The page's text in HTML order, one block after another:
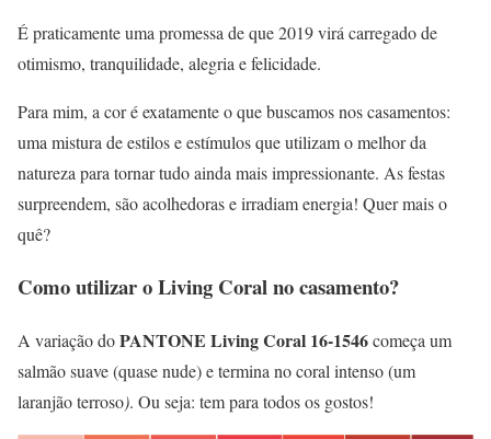
É praticamente uma promessa de que 2019 virá carregado de
otimismo, tranquilidade, alegria e felicidade.
Para mim, a cor é exatamente o que buscamos nos casamentos:
uma mistura de estilos e estímulos que utilizam o melhor da
natureza para tornar tudo ainda mais impressionante. As festas
surpreendem, são acolhedoras e irradiam energia! Quer mais o
quê?
Como utilizar o Living Coral no casamento?
A variação doPANTONE Living Coral 16-1546começa um
salmão suave (quase nude) e termina no coral intenso (um
laranjão terroso). Ou seja: tem para todos os gostos!